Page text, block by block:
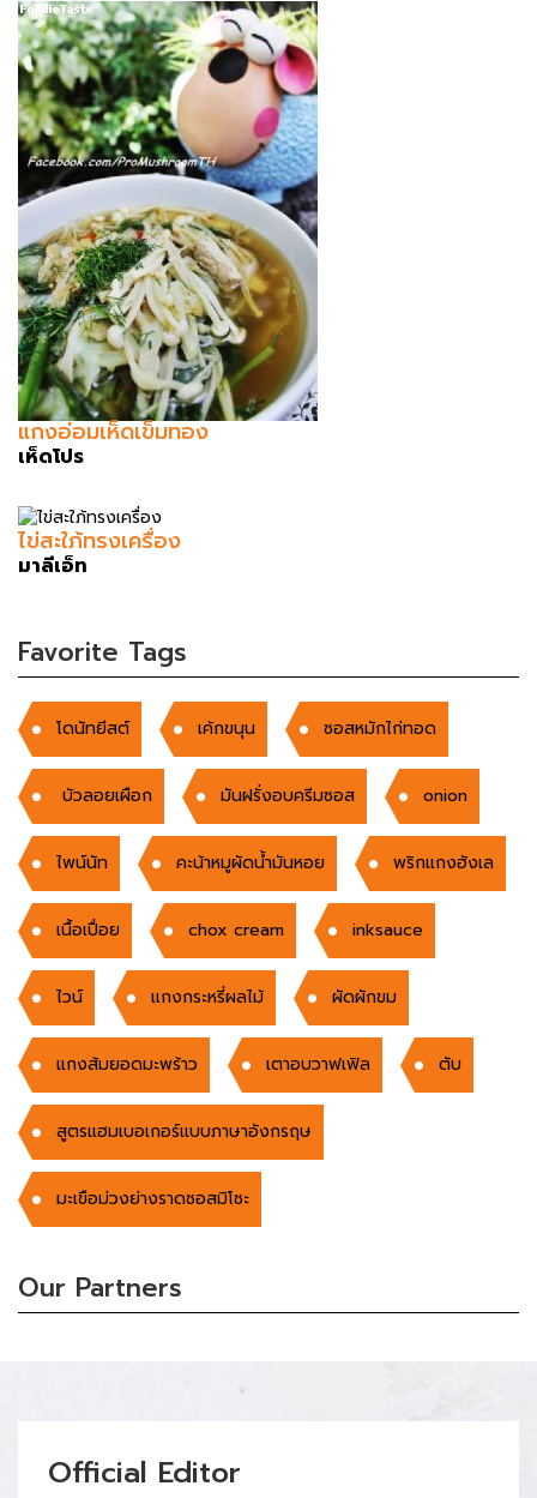
แกงอ่อมเห็ดเข็มทอง
เห็ดโปร
ไข่สะใภ้ทรงเครื่อง
มาลีเอ็ท
Favorite Tags
โดนัทยีสต์ เค้กขนุน ซอสหมักไก่ทอด
บัวลอยเผือก มันฝรั่งอบครีมซอส onion
ไพน์นัท คะน้าหมูผัดน้ำมันหอย พริกแกงฮังเล
เนื้อเปื่อย chox cream inksauce
ไวน์ แกงกระหรี่ผลไม้ ผัดผักขม
แกงส้มยอดมะพร้าว เตาอบวาฟเฟิล ตับ
สูตรแฮมเบอเกอร์แบบภาษาอังกรฤษ
มะเขือม่วงย่างราดซอสมิโซะ
Our Partners
Official Editor